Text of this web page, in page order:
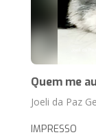
Quem me
Joeli da Paz
IMPRESSO